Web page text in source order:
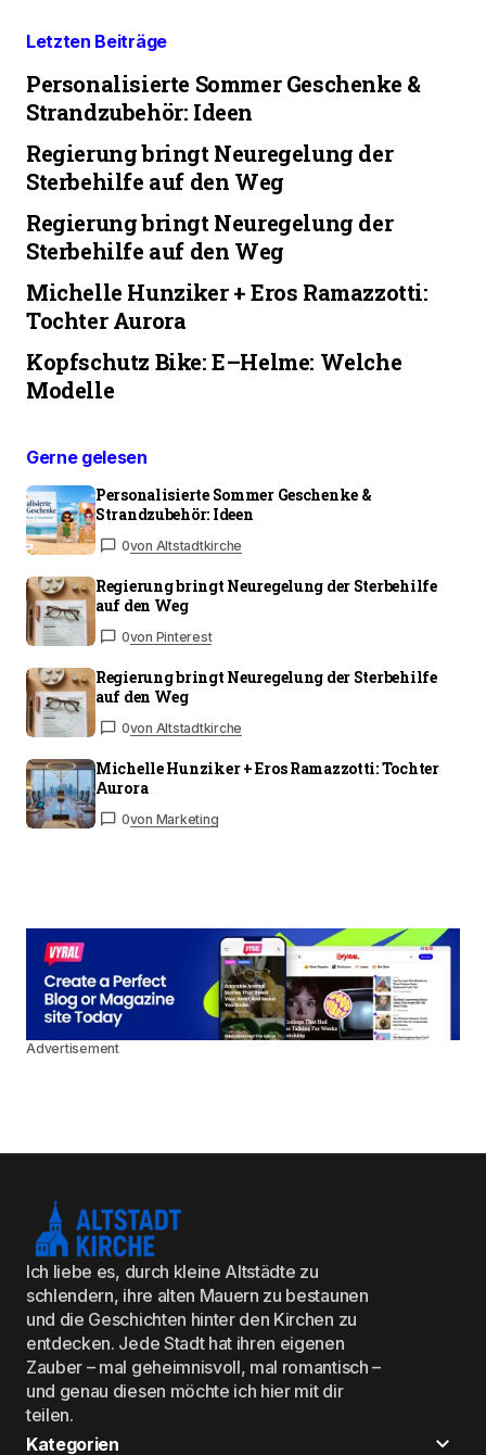
Letzten Beiträge
Personalisierte Sommer Geschenke &
Strandzubehör: Ideen
Regierung bringt Neuregelung der
Sterbehilfe auf den Weg
Regierung bringt Neuregelung der
Sterbehilfe auf den Weg
Michelle Hunziker + Eros Ramazzotti:
Tochter Aurora
Kopfschutz Bike: E–Helme: Welche
Modelle
Gerne gelesen
Personalisierte Sommer Geschenke &
Strandzubehör: Ideen
0von Altstadtkirche
Regierung bringt Neuregelung der Sterbehilfe
auf den Weg
0von Pinterest
Regierung bringt Neuregelung der Sterbehilfe
auf den Weg
0von Altstadtkirche
Michelle Hunziker + Eros Ramazzotti: Tochter
Aurora
0von Marketing
Advertisement
Ich liebe es, durch kleine Altstädte zu
schlendern, ihre alten Mauern zu bestaunen
und die Geschichten hinter den Kirchen zu
entdecken. Jede Stadt hat ihren eigenen
Zauber – mal geheimnisvoll, mal romantisch –
und genau diesen möchte ich hier mit dir
teilen.
Kategorien